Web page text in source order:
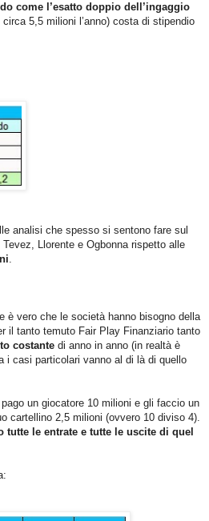
come l’esatto doppio dell’ingaggio
5,5 milioni l’anno) costa di stipendio
analisi che spesso si sentono fare sul
Llorente e Ogbonna rispetto alle
.
è vero che le società hanno bisogno della
il tanto temuto Fair Play Finanziario tanto
costante di anno in anno (in realtà è
i casi particolari vanno al di là di quello
un giocatore 10 milioni e gli faccio un
cartellino 2,5 milioni (ovvero 10 diviso 4).
le entrate e tutte le uscite di quel